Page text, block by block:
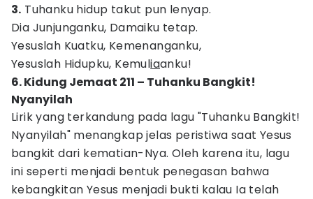
3. Tuhanku hidup takut pun lenyap.
Dia Junjunganku, Damaiku tetap.
Yesuslah Kuatku, Kemenanganku,
Yesuslah Hidupku, Kemuliaanku!
6. Kidung Jemaat 211 – Tuhanku Bangkit!
Nyanyilah
Lirik yang terkandung pada lagu "Tuhanku Bangkit!
Nyanyilah" menangkap jelas peristiwa saat Yesus
bangkit dari kematian-Nya. Oleh karena itu, lagu
ini seperti menjadi bentuk penegasan bahwa
kebangkitan Yesus menjadi bukti kalau Ia telah